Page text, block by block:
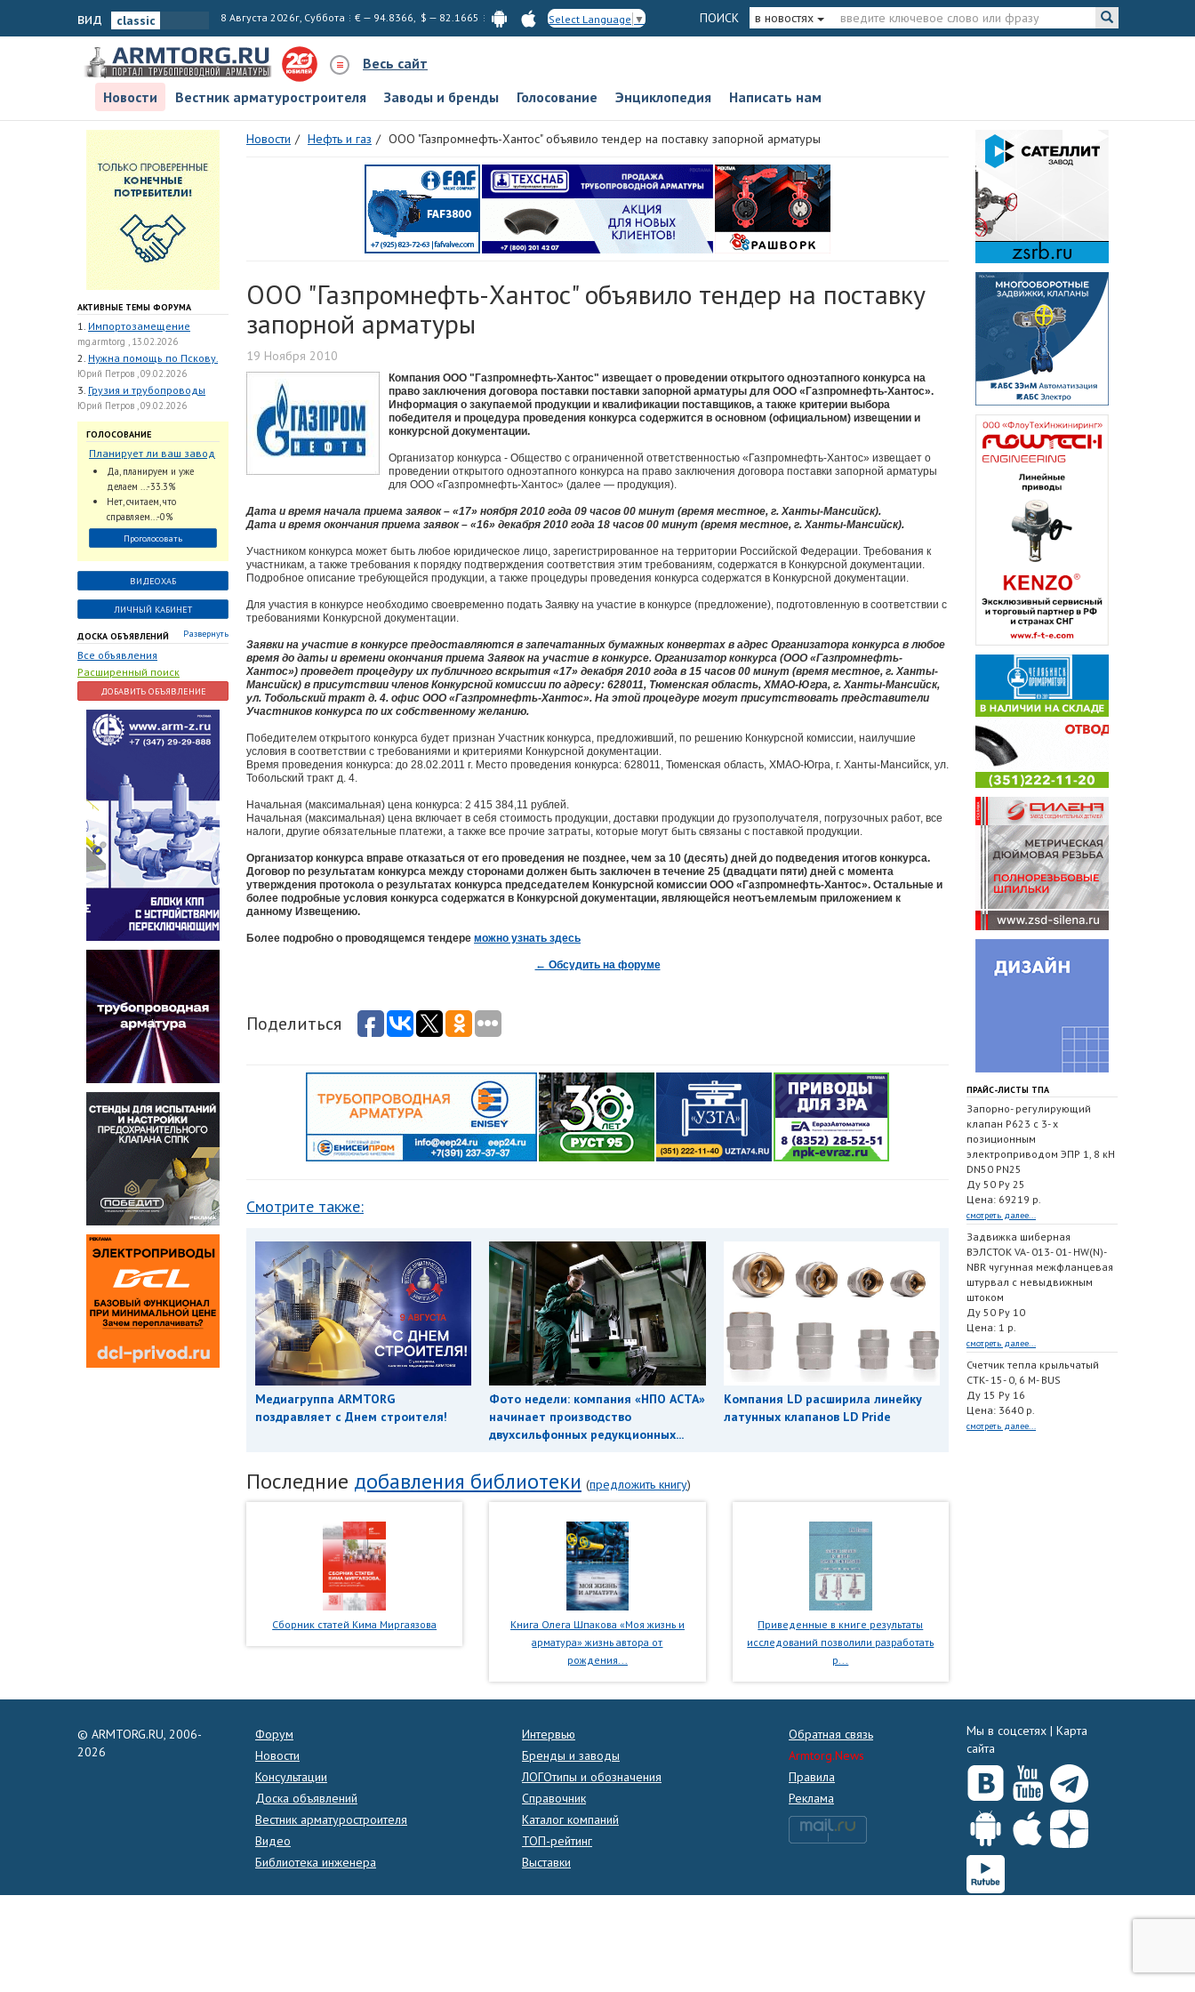
вид 8 Августа 2026г, Суббота € — 94.8366, $ — 82.1665 Select Language ▼ ПОИСК в новостях
Весь сайт
Новости
Вестник арматуростроителя Заводы и бренды Голосование Энциклопедия Написать нам
АКТИВНЫЕ ТЕМЫ ФОРУМА
1. Импортозамещение
mg.armtorg , 13.02.2026
2. Нужна помощь по Пскову.
Юрий Петров , 09.02.2026
3. Грузия и трубопроводы
Юрий Петров , 09.02.2026
ГОЛОСОВАНИЕ
Планирует ли ваш завод
использовать
промышленный
интеллект и цифровые
заказы для ускорения
обработки заказов и
оперативной отгрузки
продукции конечному
потребителю?
Да, планируем и уже
делаем ...-33.3%
Нет, считаем, что
справляем...-0%
Проголосовать
ВИДЕОХАБ
ЛИЧНЫЙ КАБИНЕТ
ДОСКА ОБЪЯВЛЕНИЙ Развернуть
Все объявления
Расширенный поиск
ДОБАВИТЬ ОБЪЯВЛЕНИЕ
Новости Нефть и газ ООО "Газпромнефть-Хантос" объявило тендер на поставку запорной арматуры
ООО "Газпромнефть-Хантос" объявило тендер на поставку
запорной арматуры
19 Ноября 2010
Компания ООО "Газпромнефть-Хантос" извещает о проведении открытого одноэтапного конкурса на
право заключения договора поставки поставки запорной арматуры для ООО «Газпромнефть-Хантос».
Информация о закупаемой продукции и квалификации поставщиков, а также критерии выбора
победителя и процедура проведения конкурса содержится в основном (официальном) извещении и
конкурсной документации.
Организатор конкурса - Общество с ограниченной ответственностью «Газпромнефть-Хантос» извещает о
проведении открытого одноэтапного конкурса на право заключения договора поставки запорной арматуры
для ООО «Газпромнефть-Хантос» (далее — продукция).
Дата и время начала приема заявок – «17» ноября 2010 года 09 часов 00 минут (время местное, г. Ханты-Мансийск).
Дата и время окончания приема заявок – «16» декабря 2010 года 18 часов 00 минут (время местное, г. Ханты-Мансийск).
Участником конкурса может быть любое юридическое лицо, зарегистрированное на территории Российской Федерации. Требования к
участникам, а также требования к порядку подтверждения соответствия этим требованиям, содержатся в Конкурсной документации.
Подробное описание требующейся продукции, а также процедуры проведения конкурса содержатся в Конкурсной документации.
Для участия в конкурсе необходимо своевременно подать Заявку на участие в конкурсе (предложение), подготовленную в соответствии с
требованиями Конкурсной документации.
Заявки на участие в конкурсе предоставляются в запечатанных бумажных конвертах в адрес Организатора конкурса в любое
время до даты и времени окончания приема Заявок на участие в конкурсе. Организатор конкурса (ООО «Газпромнефть-
Хантос») проведет процедуру их публичного вскрытия «17» декабря 2010 года в 15 часов 00 минут (время местное, г. Ханты-
Мансийск) в присутствии членов Конкурсной комиссии по адресу: 628011, Тюменская область, ХМАО-Югра, г. Ханты-Мансийск,
ул. Тобольский тракт д. 4. офис ООО «Газпромнефть-Хантос». На этой процедуре могут присутствовать представители
Участников конкурса по их собственному желанию.
Победителем открытого конкурса будет признан Участник конкурса, предложивший, по решению Конкурсной комиссии, наилучшие
условия в соответствии с требованиями и критериями Конкурсной документации.
Время проведения конкурса: до 28.02.2011 г. Место проведения конкурса: 628011, Тюменская область, ХМАО-Югра, г. Ханты-Мансийск, ул.
Тобольский тракт д. 4.
Начальная (максимальная) цена конкурса: 2 415 384,11 рублей.
Начальная (максимальная) цена включает в себя стоимость продукции, доставки продукции до грузополучателя, погрузочных работ, все
налоги, другие обязательные платежи, а также все прочие затраты, которые могут быть связаны с поставкой продукции.
Организатор конкурса вправе отказаться от его проведения не позднее, чем за 10 (десять) дней до подведения итогов конкурса.
Договор по результатам конкурса между сторонами должен быть заключен в течение 25 (двадцати пяти) дней с момента
утверждения протокола о результатах конкурса председателем Конкурсной комиссии ООО «Газпромнефть-Хантос». Остальные и
более подробные условия конкурса содержатся в Конкурсной документации, являющейся неотъемлемым приложением к
данному Извещению.
Более подробно о проводящемся тендере можно узнать здесь
← Обсудить на форуме
Поделиться
Смотрите также:
Медиагруппа ARMTORG
поздравляет с Днем строителя!
Фото недели: компания «НПО АСТА»
начинает производство
двухсильфонных редукционных...
Компания LD расширила линейку
латунных клапанов LD Pride
Последние добавления библиотеки (предложить книгу)
Сборник статей Кима Миргаязова
Книга Олега Шпакова «Моя жизнь и
арматура» жизнь автора от
рождения...
Приведенные в книге результаты
исследований позволили разработать
р...
ПРАЙС-ЛИСТЫ ТПА
Запорно- регулирующий
клапан Р623 с 3- х
позиционным
электроприводом ЭПР 1, 8 кН
DN50 PN25
Ду 50 Ру 25
Цена: 69219 р.
смотреть далее...
Задвижка шиберная
ВЭЛСТОК VA- 013- 01- HW(N)-
NBR чугунная межфланцевая
штурвал с невыдвижным
штоком
Ду 50 Ру 10
Цена: 1 р.
смотреть далее...
Счетчик тепла крыльчатый
СТК- 15- 0, 6 M- BUS
Ду 15 Ру 16
Цена: 3640 р.
смотреть далее...
© ARMTORG.RU, 2006-
2026
Форум
Новости
Консультации
Доска объявлений
Вестник арматуростроителя
Видео
Библиотека инженера
Интервью
Бренды и заводы
ЛОГОтипы и обозначения
Справочник
Каталог компаний
ТОП-рейтинг
Выставки
Обратная связь
Armtorg.News
Правила
Реклама
Мы в соцсетях | Карта
сайта